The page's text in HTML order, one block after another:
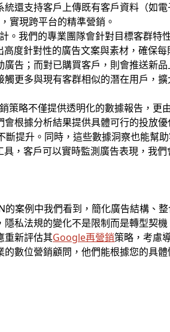
還支持客戶上傳既有客戶資料（如
實現跨平台的精準營銷。
。我們的專業團隊會針對目標客群特
度針對性的廣告文案與素材，確保
告；而對已購買客戶，則會推送新品
更多與現有客群相似的潛在用戶，
策略不僅提供透明化的數據報告，更
根據分析結果提供具體可行的投放
提升。同時，這些數據洞察也能幫
，客戶可以實時監測廣告表現，我
案例中我們看到，簡化廣告結構、
私法規的變化不是限制而是轉型契
重新評估其Google再營銷策略，考慮
數位營銷顧問，他們能根據您的具